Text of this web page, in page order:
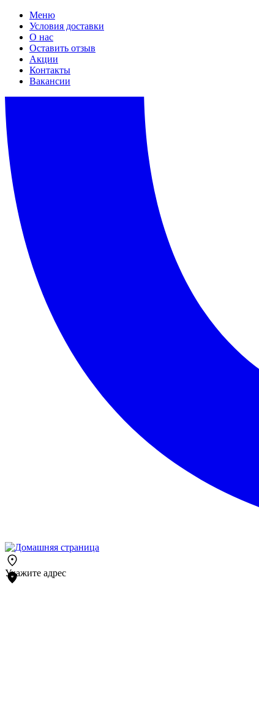
Меню
Условия доставки
О нас
Оставить отзыв
Акции
Контакты
Вакансии
Укажите адрес